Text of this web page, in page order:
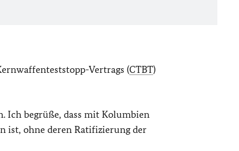
Vertrags (CTBT)
Ich begrüße, dass mit Kolumbien
ist, ohne deren Ratifizierung der